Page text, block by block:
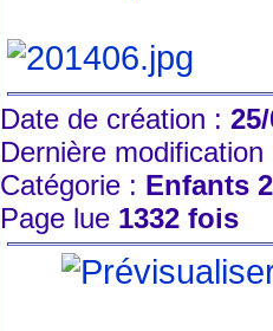
Date de création :
Dernière
Catégorie : Enfants
Page lue 1332 fois